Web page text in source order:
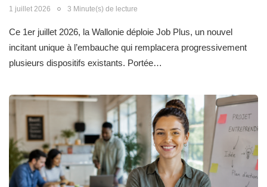
1 juillet 2026 3 Minute(s) de lecture
Ce 1er juillet 2026, la Wallonie déploie Job Plus, un nouvel
incitant unique à l’embauche qui remplacera progressivement
plusieurs dispositifs existants. Portée…